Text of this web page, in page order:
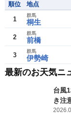
順位 地点
1 桐生
群馬
2 前橋
群馬
3 伊勢崎
群馬
最新のお天気ニ
台風
き注